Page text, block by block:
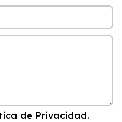
de Privacidad.